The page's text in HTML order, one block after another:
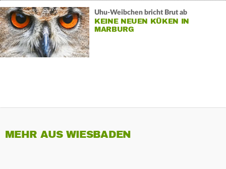
Uhu-Weibchen bricht Brut ab
KEINE NEUEN KÜKEN IN
MARBURG
MEHR AUS WIESBADEN